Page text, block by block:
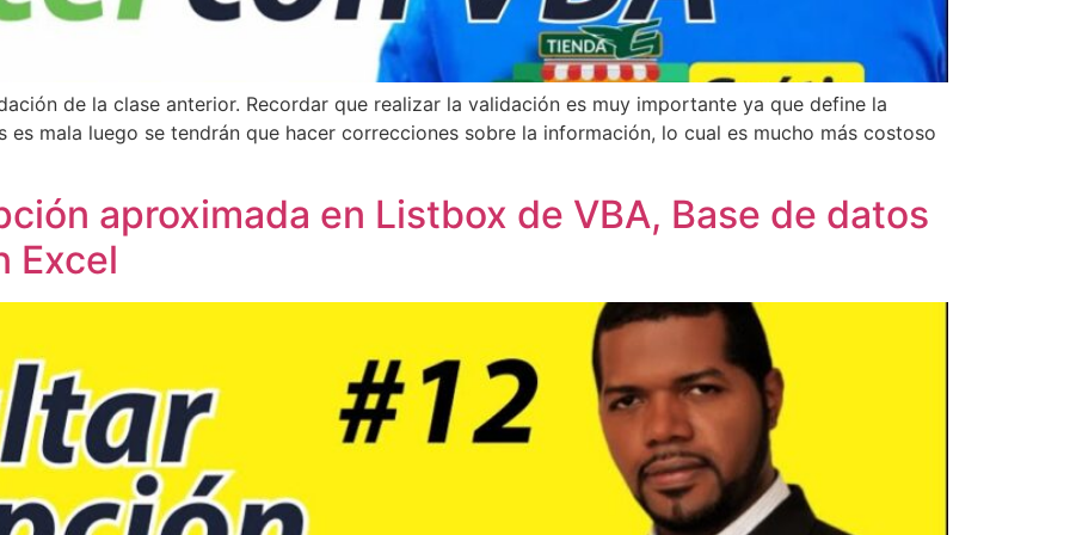
de la clase anterior. Recordar que realizar la validación es muy importante ya que define la
mala luego se tendrán que hacer correcciones sobre la información, lo cual es mucho más costoso
aproximada en Listbox de VBA, Base de datos
Excel